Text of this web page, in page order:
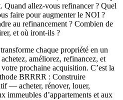
Quand allez-vous refinancer ? Quel
faire pour augmenter le NOI ?
au refinancement ? Combien de
et où iront-ils ?
chaque propriété en un
améliorez, refinancez, et
prochaine acquisition. C’est la
BRRRR : Construire
— acheter, rénover, louer,
immeubles d’appartements et aux